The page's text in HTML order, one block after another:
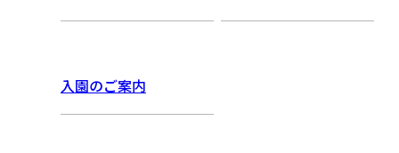
入園のご案内